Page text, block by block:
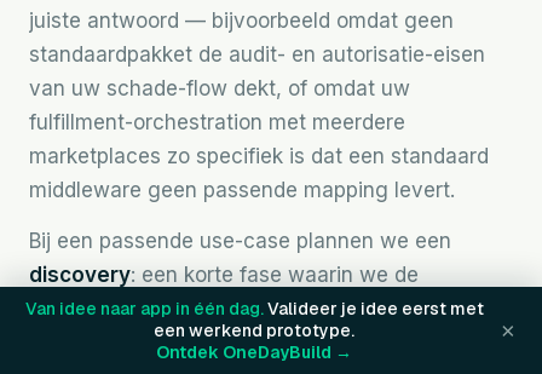
juiste antwoord — bijvoorbeeld omdat geen
standaardpakket de audit- en autorisatie-eisen
van uw schade-flow dekt, of omdat uw
fulfillment-orchestration met meerdere
marketplaces zo specifiek is dat een standaard
middleware geen passende mapping levert.
Bij een passende use-case plannen we een
discovery: een korte fase waarin we de
oplossing scherpstellen — welke modules, welke
koppelingen (polis-administratie, core-banking,
Van idee naar app in één dag.Valideer je idee eerst met
een werkend prototype.
Ontdek OneDayBuild →
×